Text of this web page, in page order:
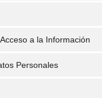
a la Información
Personales